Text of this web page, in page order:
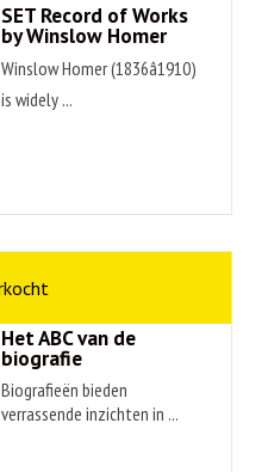
SET Record of Works
by Winslow Homer
Winslow Homer (1836â1910)
is widely ...
Het ABC van de
biografie
Biografieën bieden
verrassende inzichten in ...